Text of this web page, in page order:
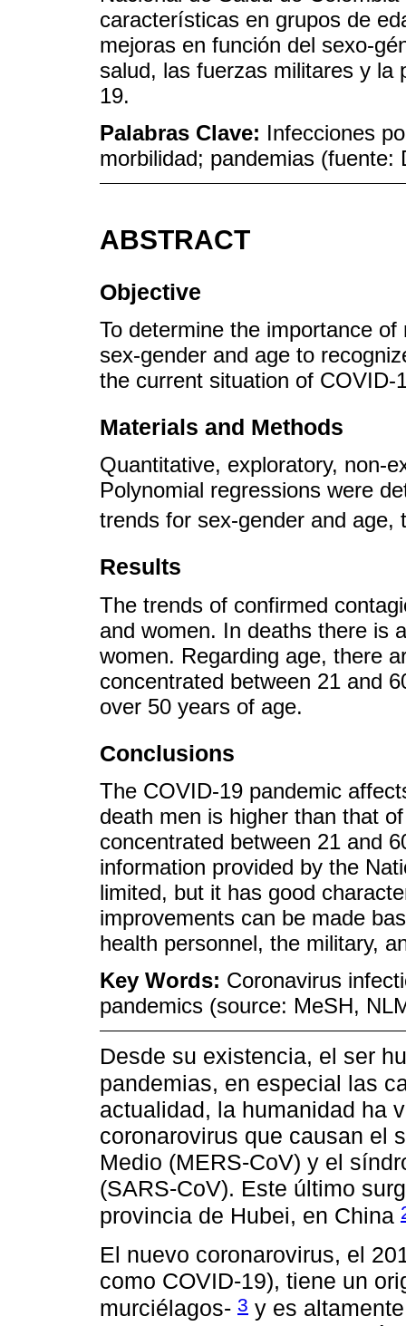
características en grupos de
mejoras en función del sexo-
salud, las fuerzas militares y la
19.
Palabras Clave: Infecciones
morbilidad; pandemias (fuente:
ABSTRACT
Objective
To determine the importance
sex-gender and age to
the current situation of COVID-
Materials and Methods
Quantitative, exploratory, non-
Polynomial regressions were
trends for sex-gender and age,
Results
The trends of confirmed
and women. In deaths there is
women. Regarding age, there
concentrated between 21 and
over 50 years of age.
Conclusions
The COVID-19 pandemic
death men is higher than that
concentrated between 21 and
information provided by the
limited, but it has good
improvements can be made
health personnel, the military,
Key Words: Coronavirus
pandemics (source: MeSH,
Desde su existencia, el ser
pandemias, en especial las
actualidad, la humanidad ha
coronarovirus que causan el
Medio (MERS-CoV) y el
(SARS-CoV). Este último
provincia de Hubei, en China
El nuevo coronarovirus, el
como COVID-19), tiene un
murciélagos- 3 y es